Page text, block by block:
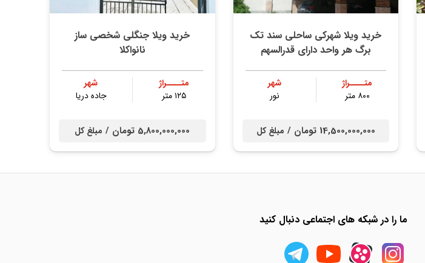
خرید ویلا شهرکی ساحلی سند تک
برگ هر واحد دارای قدرالسهم
متــــراژ
۸۰۰ متر
شهر
نور
14,500,000,000 تومان / مبلغ کل
خرید ویلا جنگلی شخصی ساز
نانواکلا
متــــراژ
۱۲۵ متر
شهر
جاده دریا
5,800,000,000 تومان / مبلغ کل
ما را در شبکه های اجتماعی دنبال کنید